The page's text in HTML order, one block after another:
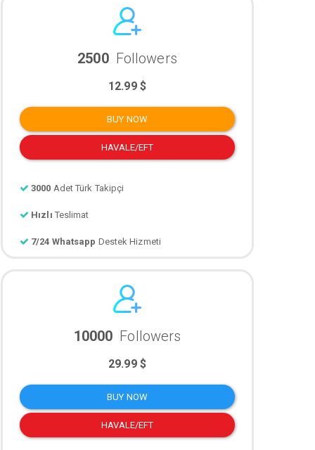
2500 Followers
12.99 $
BUY NOW
HAVALE/EFT
3000 Adet Türk Takipçi
Hızlı Teslimat
7/24 Whatsapp Destek Hizmeti
10000 Followers
29.99 $
BUY NOW
HAVALE/EFT